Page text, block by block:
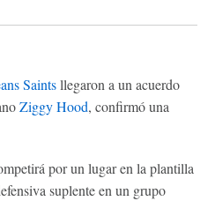
Saintsllegaron a un acuerdo
Ziggy Hood, confirmó una
por un lugar en la plantilla
suplente en un grupo